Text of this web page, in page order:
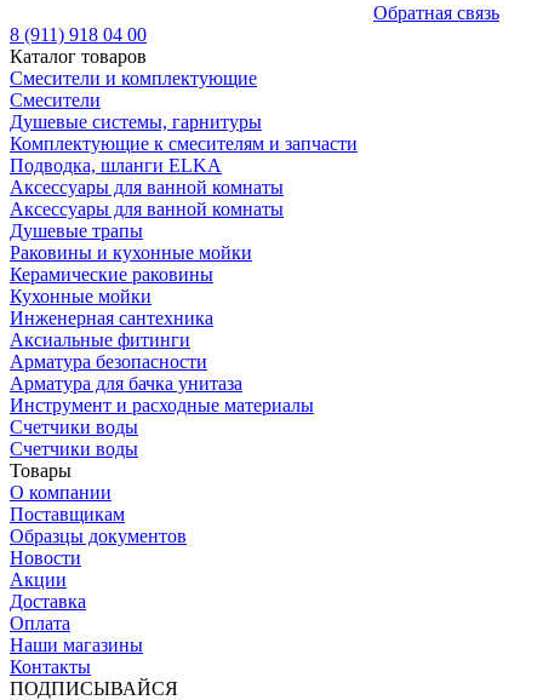
Обратная связь
8 (911) 918 04 00
Каталог товаров
Смесители и комплектующие
Смесители
Душевые системы, гарнитуры
Комплектующие к смесителям и запчасти
Подводка, шланги ELKA
Аксессуары для ванной комнаты
Аксессуары для ванной комнаты
Душевые трапы
Раковины и кухонные мойки
Керамические раковины
Кухонные мойки
Инженерная сантехника
Аксиальные фитинги
Арматура безопасности
Арматура для бачка унитаза
Инструмент и расходные материалы
Счетчики воды
Счетчики воды
Товары
О компании
Поставщикам
Образцы документов
Новости
Акции
Доставка
Оплата
Наши магазины
Контакты
ПОДПИСЫВАЙСЯ